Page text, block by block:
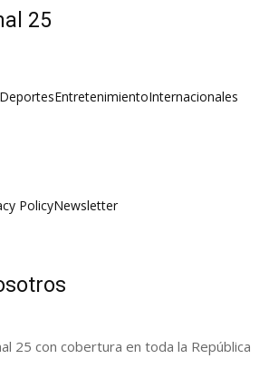
25
DeportesEntretenimientoInternacionales
PolicyNewsletter
25 con cobertura en toda la República